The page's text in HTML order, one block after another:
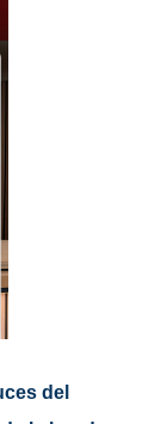
del